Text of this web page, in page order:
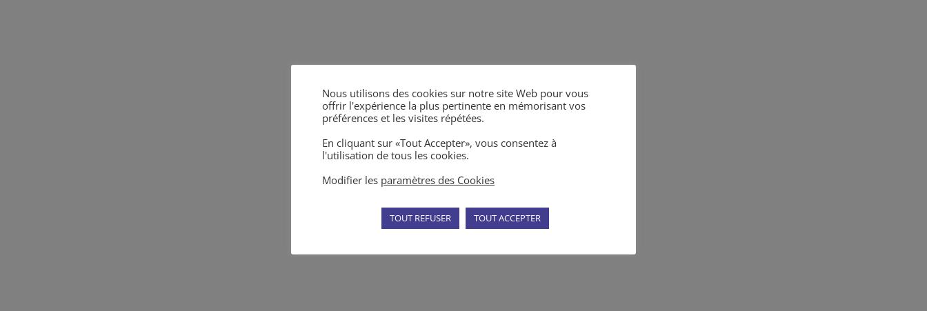
Nous utilisons des cookies sur notre site Web pour vous
offrir l'expérience la plus pertinente en mémorisant vos
préférences et les visites répétées.
En cliquant sur «Tout Accepter», vous consentez à
l'utilisation de tous les cookies.
Modifier les paramètres des Cookies
TOUT REFUSER TOUT ACCEPTER